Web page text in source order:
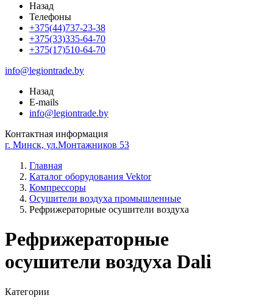
Назад
Телефоны
+375(44)737-23-38
+375(33)335-64-70
+375(17)510-64-70
info@legiontrade.by
Назад
E-mails
info@legiontrade.by
Контактная информация
г. Минск, ул.Монтажников 53
Главная
Каталог оборудования Vektor
Компрессоры
Осушители воздуха промышленные
Рефрижераторные осушители воздуха
Рефрижераторные
осушители воздуха Dali
Категории